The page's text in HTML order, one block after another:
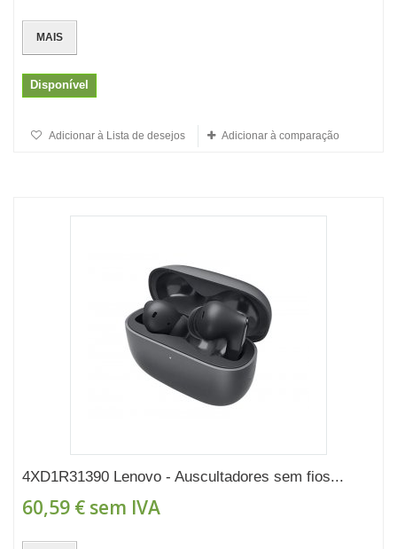
MAIS
Disponível
Adicionar à Lista de desejos Adicionar à comparação
4XD1R31390 Lenovo - Auscultadores sem fios...
60,59 € sem IVA